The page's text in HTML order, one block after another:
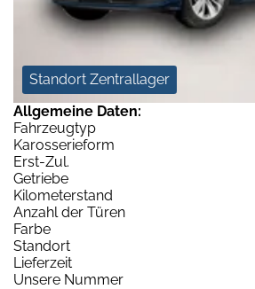
Standort Zentrallager
Allgemeine Daten:
Fahrzeugtyp
Karosserieform
Erst-Zul.
Getriebe
Kilometerstand
Anzahl der Türen
Farbe
Standort
Lieferzeit
Unsere Nummer